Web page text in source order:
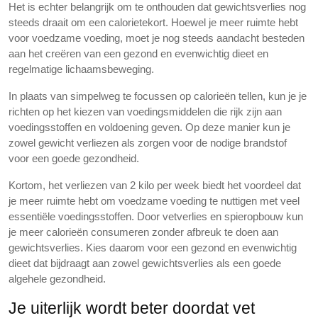
Het is echter belangrijk om te onthouden dat gewichtsverlies nog
steeds draait om een calorietekort. Hoewel je meer ruimte hebt
voor voedzame voeding, moet je nog steeds aandacht besteden
aan het creëren van een gezond en evenwichtig dieet en
regelmatige lichaamsbeweging.
In plaats van simpelweg te focussen op calorieën tellen, kun je je
richten op het kiezen van voedingsmiddelen die rijk zijn aan
voedingsstoffen en voldoening geven. Op deze manier kun je
zowel gewicht verliezen als zorgen voor de nodige brandstof
voor een goede gezondheid.
Kortom, het verliezen van 2 kilo per week biedt het voordeel dat
je meer ruimte hebt om voedzame voeding te nuttigen met veel
essentiële voedingsstoffen. Door vetverlies en spieropbouw kun
je meer calorieën consumeren zonder afbreuk te doen aan
gewichtsverlies. Kies daarom voor een gezond en evenwichtig
dieet dat bijdraagt ​​aan zowel gewichtsverlies als een goede
algehele gezondheid.
Je uiterlijk wordt beter doordat vet